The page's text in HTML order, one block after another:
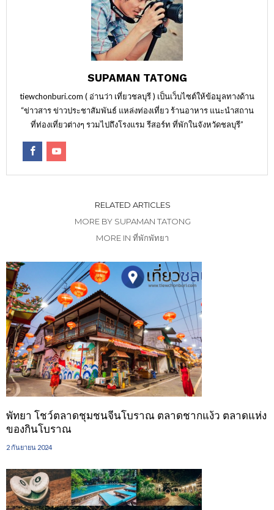
SUPAMAN TATONG
tiewchonburi.com ( อ่านว่า เที่ยวชลบุรี ) เป็นเว็บไซต์ให้ข้อมูลทางด้าน
“ข่าวสาร ข่าวประชาสัมพันธ์ แหล่งท่องเที่ยว ร้านอาหาร แนะนำสถาน
ที่ท่องเที่ยวต่างๆ รวมไปถึงโรงแรม รีสอร์ท ที่พักในจังหวัดชลบุรี”
RELATED ARTICLES
MORE BY SUPAMAN TATONG
MORE IN ที่พักพัทยา
พัทยา โชว์ตลาดชุมชนจีนโบราณ ตลาดชากแง้ว ตลาดแห่ง
ของกินโบราณ
2 กันยายน 2024